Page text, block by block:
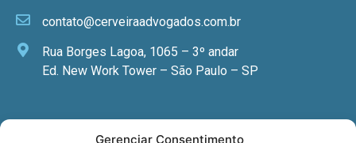
Gerenciar Consentimento
contato@cerveiraadvogados.com.br
Rua Borges Lagoa, 1065 – 3º andar
Ed. New Work Tower – São Paulo – SP
Newsletter